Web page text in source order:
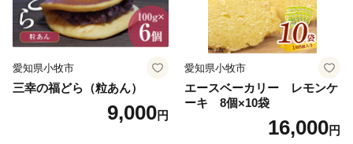
愛知県小牧市
三幸の福どら（粒あん）
9,000円
愛知県小牧市
エースベーカリー レモンケ
ーキ 8個×10袋
16,000円